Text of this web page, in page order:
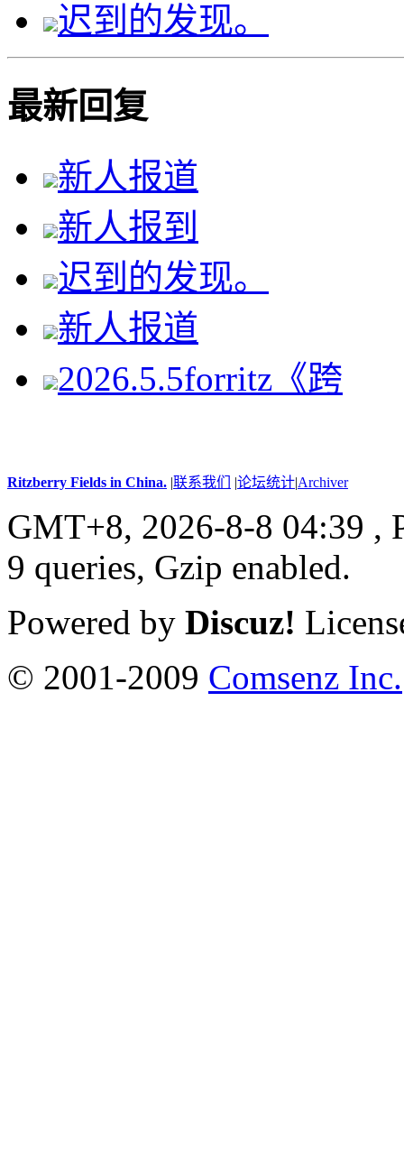
迟到的发现。
最新回复
新人报道
新人报到
迟到的发现。
新人报道
2026.5.5forritz《跨
Ritzberry Fields in China. |联系我们 |论坛统计|Archiver
GMT+8, 2026-8-8 04:39 ,
9 queries, Gzip enabled.
Powered by Discuz!
© 2001-2009 Comsenz Inc.